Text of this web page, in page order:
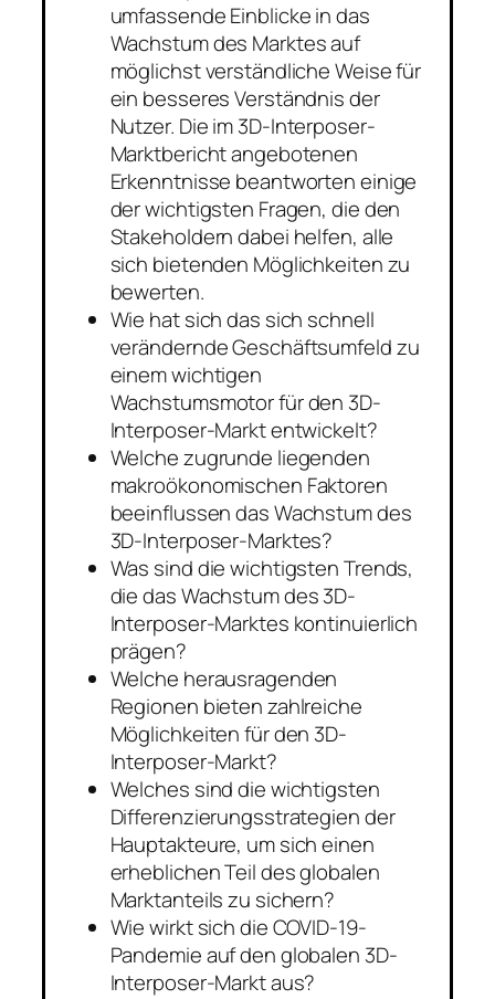
umfassende Einblicke in das
Wachstum des Marktes auf
möglichst verständliche Weise für
ein besseres Verständnis der
Nutzer. Die im 3D-Interposer-
Marktbericht angebotenen
Erkenntnisse beantworten einige
der wichtigsten Fragen, die den
Stakeholdern dabei helfen, alle
sich bietenden Möglichkeiten zu
bewerten.
Wie hat sich das sich schnell
verändernde Geschäftsumfeld zu
einem wichtigen
Wachstumsmotor für den 3D-
Interposer-Markt entwickelt?
Welche zugrunde liegenden
makroökonomischen Faktoren
beeinflussen das Wachstum des
3D-Interposer-Marktes?
Was sind die wichtigsten Trends,
die das Wachstum des 3D-
Interposer-Marktes kontinuierlich
prägen?
Welche herausragenden
Regionen bieten zahlreiche
Möglichkeiten für den 3D-
Interposer-Markt?
Welches sind die wichtigsten
Differenzierungsstrategien der
Hauptakteure, um sich einen
erheblichen Teil des globalen
Marktanteils zu sichern?
Wie wirkt sich die COVID-19-
Pandemie auf den globalen 3D-
Interposer-Markt aus?